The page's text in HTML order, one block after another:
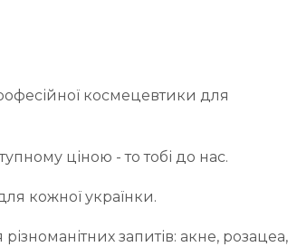
космецевтики для
ціною - то тобі до нас.
кожної українки.
запитів: акне, розацеа,